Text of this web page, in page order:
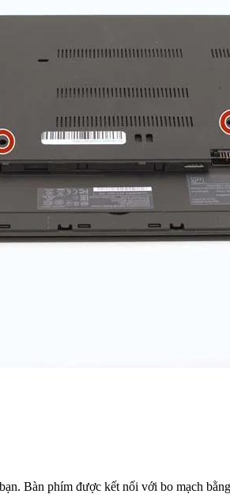
Bàn phím được kết nối với bo mạch